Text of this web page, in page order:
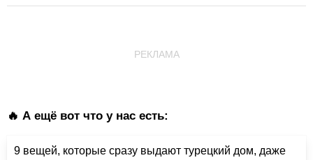
РЕКЛАМА
🔥 А ещё вот что у нас есть:
9 вещей, которые сразу выдают турецкий дом, даже